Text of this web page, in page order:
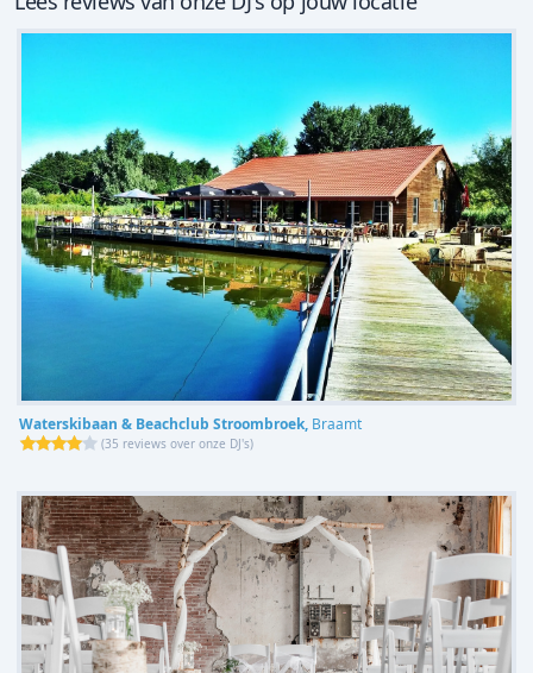
Waterskibaan & Beachclub Stroombroek, Braamt
(35 reviews over onze DJ's)